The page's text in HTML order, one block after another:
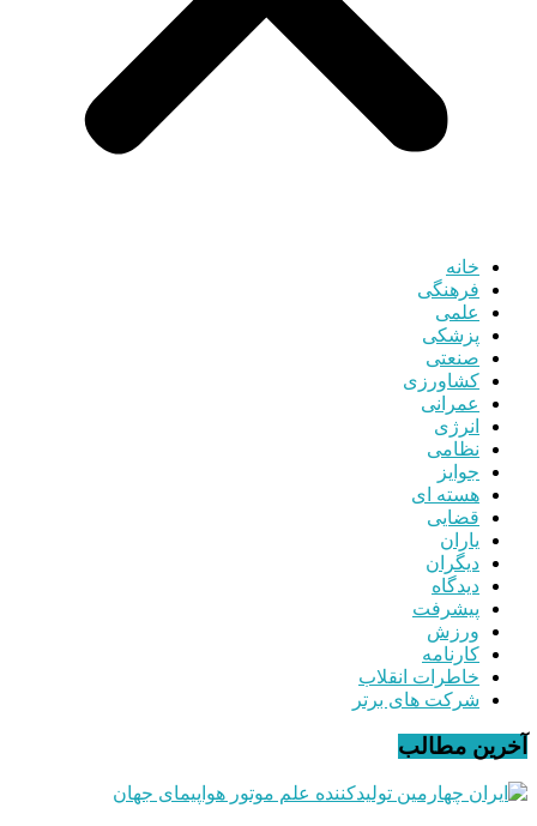
خانه
فرهنگی
علمی
پزشکی
صنعتی
کشاورزی
عمرانی
انرژی
نظامی
جوایز
هسته ای
قضایی
یاران
دیگران
دیدگاه
پیشرفت
ورزش
کارنامه
خاطرات انقلاب
شرکت های برتر
آخرین مطالب